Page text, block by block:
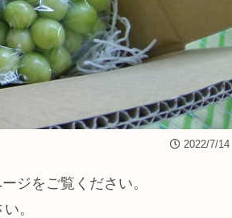
2022/7/14
ジをご覧ください。
。